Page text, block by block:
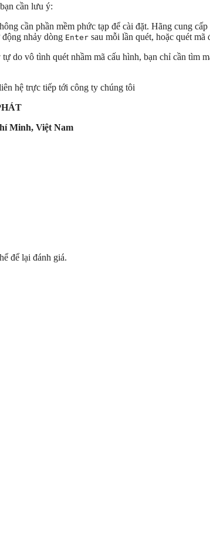
cần lưu ý:
cần phần mềm phức tạp để cài đặt. Hãng cung
động nhảy dòng Enter sau mỗi lần quét, hoặc quét
do vô tình quét nhầm mã cấu hình, bạn chỉ cần tìm
hệ trực tiếp tới công ty chúng tôi
Minh, Việt Nam
để lại đánh giá.